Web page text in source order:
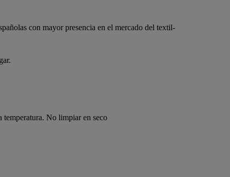
con mayor presencia en el mercado del textil-
temperatura. No limpiar en seco